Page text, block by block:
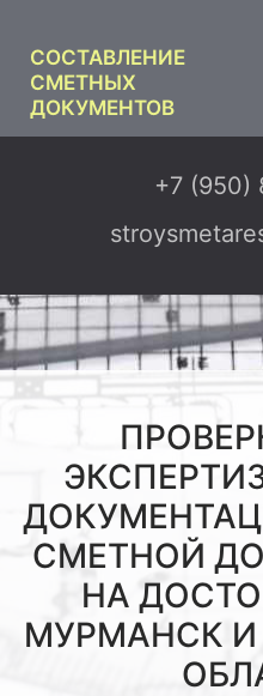
СОСТАВЛЕНИЕ
СМЕТНЫХ
ДОКУМЕНТОВ
+7 (950)
СМЕТНОЙ
НА
МУРМАНСК